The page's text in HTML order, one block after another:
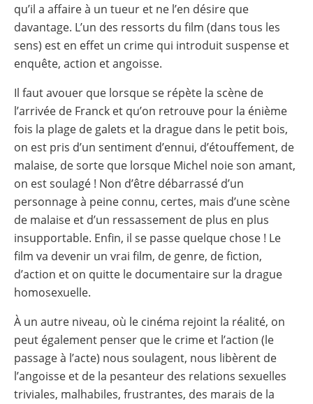
qu’il a affaire à un tueur et ne l’en désire que
davantage. L’un des ressorts du film (dans tous les
sens) est en effet un crime qui introduit suspense et
enquête, action et angoisse.
Il faut avouer que lorsque se répète la scène de
l’arrivée de Franck et qu’on retrouve pour la énième
fois la plage de galets et la drague dans le petit bois,
on est pris d’un sentiment d’ennui, d’étouffement, de
malaise, de sorte que lorsque Michel noie son amant,
on est soulagé ! Non d’être débarrassé d’un
personnage à peine connu, certes, mais d’une scène
de malaise et d’un ressassement de plus en plus
insupportable. Enfin, il se passe quelque chose ! Le
film va devenir un vrai film, de genre, de fiction,
d’action et on quitte le documentaire sur la drague
homosexuelle.
À un autre niveau, où le cinéma rejoint la réalité, on
peut également penser que le crime et l’action (le
passage à l’acte) nous soulagent, nous libèrent de
l’angoisse et de la pesanteur des relations sexuelles
triviales, malhabiles, frustrantes, des marais de la